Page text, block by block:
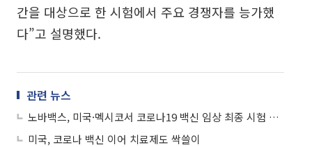
간을 대상으로 한 시험에서 주요 경쟁자를 능가했
다”고 설명했다.
관련 뉴스
노바백스, 미국·멕시코서 코로나19 백신 임상 최종 시험 돌입
미국, 코로나 백신 이어 치료제도 싹쓸이